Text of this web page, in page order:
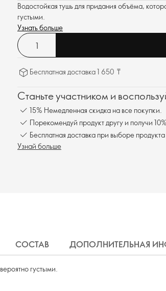
Водостойкая тушь для придания объёма,
густыми.
Узнать больше
Бесплатная доставка 1 650 ₸
Станьте участником и
15% Немедленная скидка на все покупки.
Порекомендуй продукт другу и получи
Бесплатная доставка при выборе
Узнай больше
СОСТАВ ДОПОЛНИТЕЛЬНАЯ
густыми.